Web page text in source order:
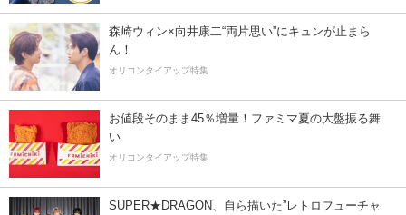
森崎ウィン×向井康二“両片思い”にキュンが止まら
ん！
オリコンタイアップ特集
お値段そのまま45％増量！ファミマ夏の大盤振る舞
い
オリコンタイアップ特集
SUPER★DRAGON、自ら描いた”レトロフューチャ